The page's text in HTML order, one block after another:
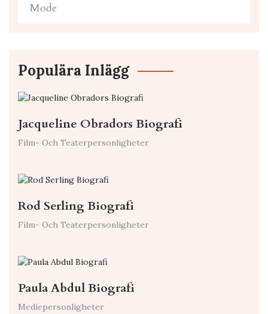
Mode
Populära Inlägg
Jacqueline Obradors Biografi
Film- Och Teaterpersonligheter
Rod Serling Biografi
Film- Och Teaterpersonligheter
Paula Abdul Biografi
Mediepersonligheter